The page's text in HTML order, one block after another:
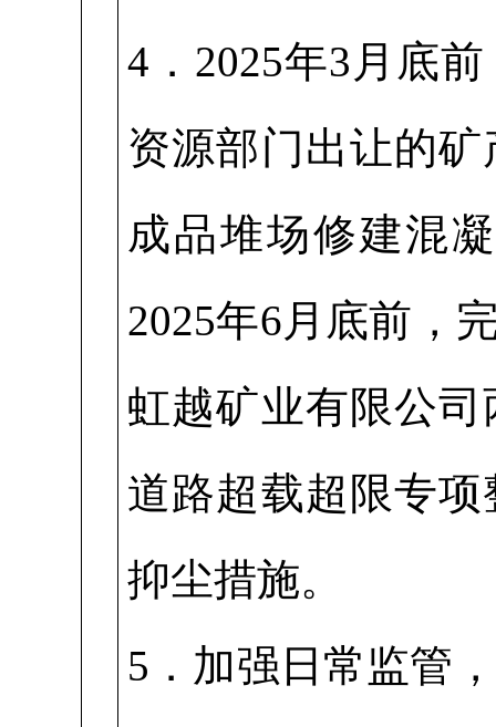
4．2025年3月底
资源部门出让的
成品堆场修建混
2025年6月底前，
虹越矿业有限公
道路超载超限专
抑尘措施。
5．加强日常监管